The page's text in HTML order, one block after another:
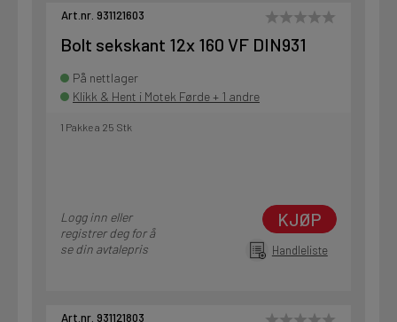
Art.nr. 931121603
Bolt sekskant 12x 160 VF DIN931
På nettlager
Klikk & Hent i Motek Førde + 1 andre
1 Pakke a 25 Stk
Logg inn eller
registrer deg for å
se din avtalepris
KJØP
Handleliste
Art.nr. 931121803